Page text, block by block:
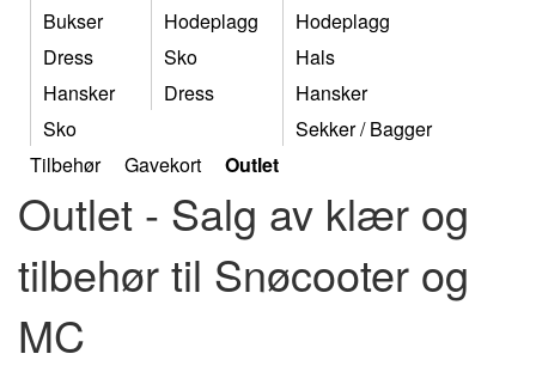
Bukser
Dress
Hansker
Sko
Hodeplagg
Sko
Dress
Hodeplagg
Hals
Hansker
Sekker / Bagger
Tilbehør
Gavekort Outlet
Outlet - Salg av klær og
tilbehør til Snøcooter og
MC